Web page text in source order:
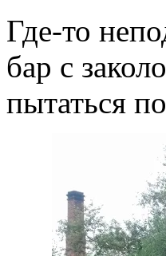
Где-то
бар с
пытаться